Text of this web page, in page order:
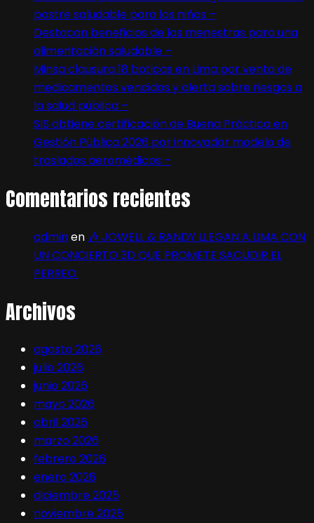
postre saludable para los niños –
Destacan beneficios de las menestras para una
alimentación saludable –
Minsa clausura 18 boticas en Lima por venta de
medicamentos vencidos y alerta sobre riesgos a
la salud pública –
SIS obtiene certificación de Buena Práctica en
Gestión Pública 2026 por innovador modelo de
traslados aeromédicos –
Comentarios recientes
adminen 🎶 JOWELL & RANDY LLEGAN A LIMA CON
UN CONCIERTO 3D QUE PROMETE SACUDIR EL
PERREO:
Archivos
agosto 2026
julio 2026
junio 2026
mayo 2026
abril 2026
marzo 2026
febrero 2026
enero 2026
diciembre 2025
noviembre 2025